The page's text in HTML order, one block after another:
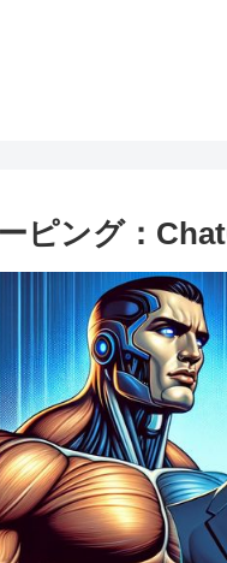
ピング：